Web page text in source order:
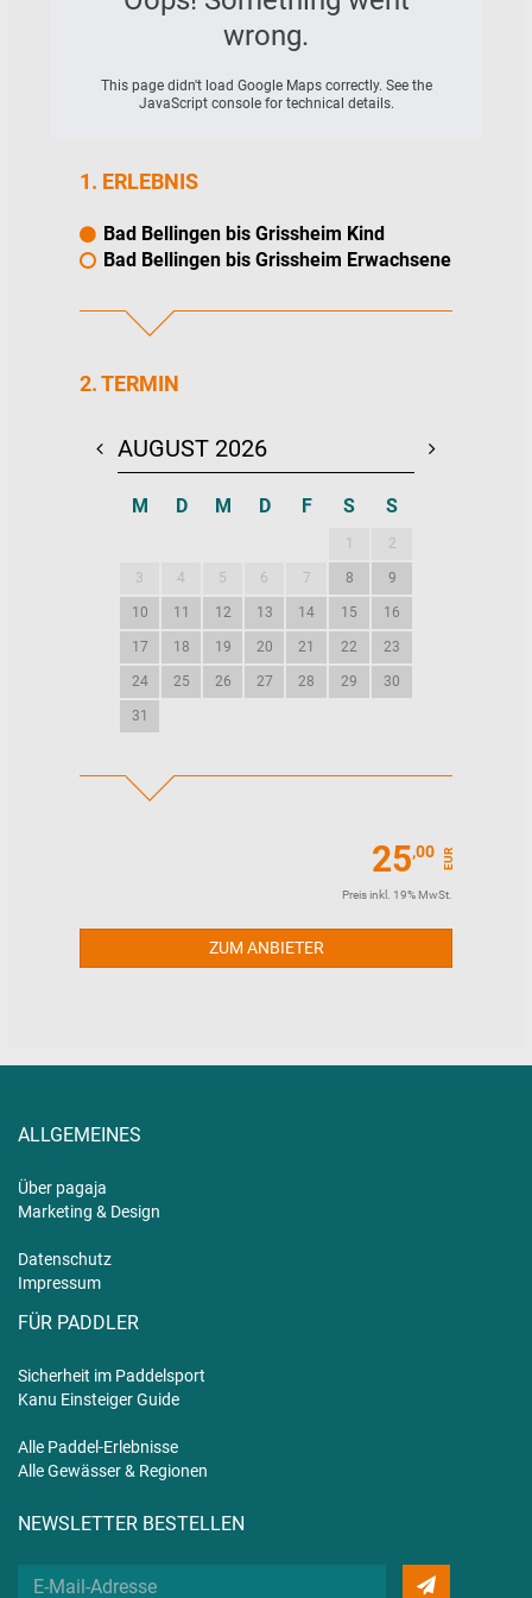
Nahverkehr zurück nach Bad Bellingen zur
wrong.
This page didn't load Google Maps correctly. See the
JavaScript console for technical details.
1. ERLEBNIS
Bad Bellingen bis Grissheim Kind
Bad Bellingen bis Grissheim Erwachsene
2. TERMIN
AUGUST 2026
M D M D F S S
1 2
3 4 5 6 7 8 9
10 11 12 13 14 15 16
17 18 19 20 21 22 23
24 25 26 27 28 29 30
31
25,00 EUR
Preis inkl. 19% MwSt.
ZUM ANBIETER
ALLGEMEINES
Über pagaja
Marketing & Design
Datenschutz
Impressum
FÜR PADDLER
Sicherheit im Paddelsport
Kanu Einsteiger Guide
Alle Paddel-Erlebnisse
Alle Gewässer & Regionen
NEWSLETTER BESTELLEN
Deine